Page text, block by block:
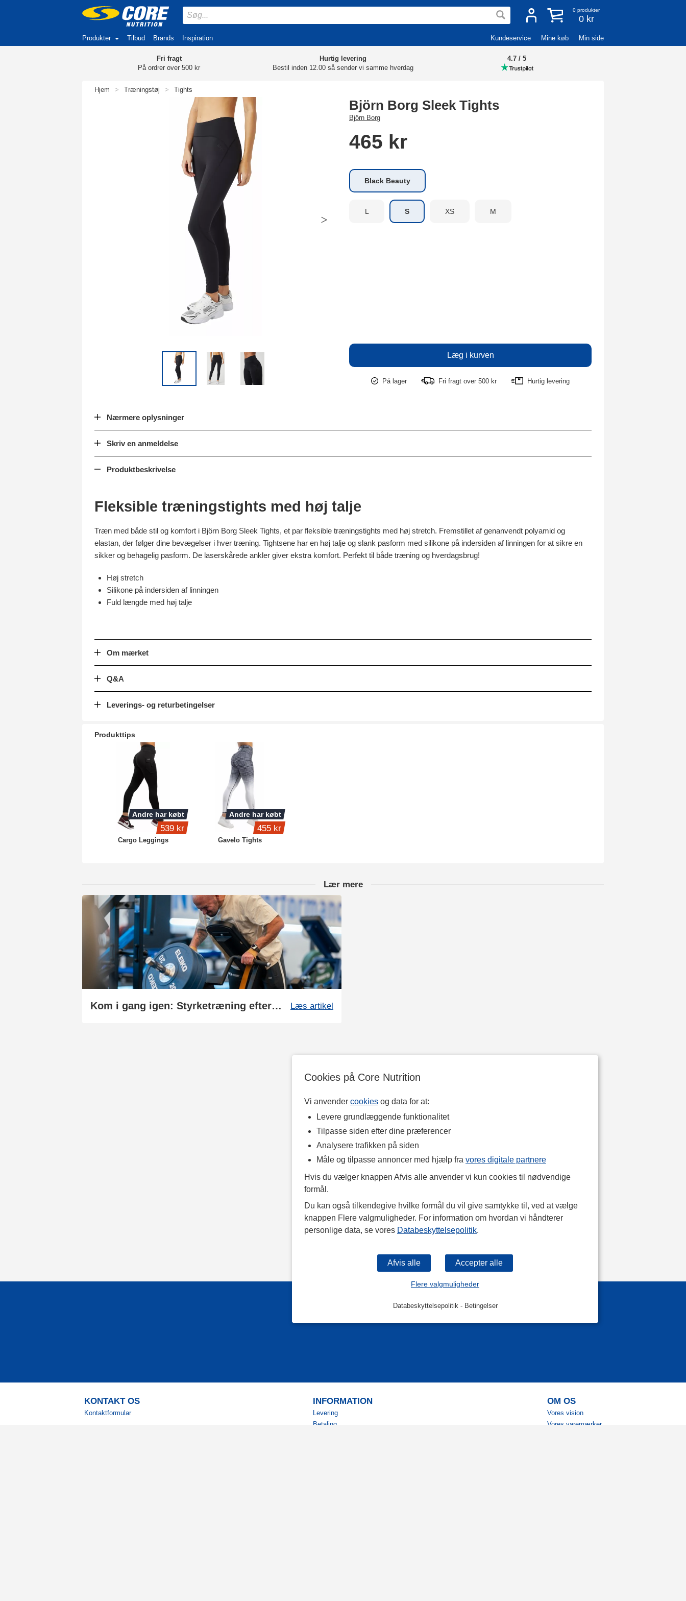
Cookies på Core Nutrition
Vi anvender cookies og data for at:
Levere grundlæggende funktionalitet
Tilpasse siden efter dine præferencer
Analysere trafikken på siden
Måle og tilpasse annoncer med hjælp fra vores digitale partnere
Hvis du vælger knappen Afvis alle anvender vi kun cookies til nødvendige
formål.
Du kan også tilkendegive hvilke formål du vil give samtykke til, ved at vælge
knappen Flere valgmuligheder. For information om hvordan vi håndterer
personlige data, se vores Databeskyttelsepolitik.
Flere valgmuligheder
Databeskyttelsepolitik- Betingelser
0 produkter
0 kr
Produkter Tilbud Brands Inspiration Kundeservice Mine køb Min side
Fri fragt
På ordrer over 500 kr
Hurtig levering
Bestil inden 12.00 så sender vi samme hverdag
4.7 / 5
Hjem > Træningstøj > Tights
Björn Borg Sleek Tights
Björn Borg
465 kr
Black Beauty
L S XS M
På lager Fri fragt over 500 kr Hurtig levering
Nærmere oplysninger
Skriv en anmeldelse
Produktbeskrivelse
Fleksible træningstights med høj talje
Træn med både stil og komfort i Björn Borg Sleek Tights, et par fleksible træningstights med høj stretch. Fremstillet af genanvendt polyamid og
elastan, der følger dine bevægelser i hver træning. Tightsene har en høj talje og slank pasform med silikone på indersiden af linningen for at sikre en
sikker og behagelig pasform. De laserskårede ankler giver ekstra komfort. Perfekt til både træning og hverdagsbrug!
Høj stretch
Silikone på indersiden af linningen
Fuld længde med høj talje
Om mærket
Q&A
Leverings- og returbetingelser
Produkttips
Cargo Leggings
Andre har købt
539 kr
Gavelo Tights
Andre har købt
455 kr
Lær mere
Kom i gang igen: Styrketræning efter en pause Læs artikel
KONTAKT OS
Kontaktformular
INFORMATION
Levering
Betaling
OM OS
Vores vision
Vores varemærker